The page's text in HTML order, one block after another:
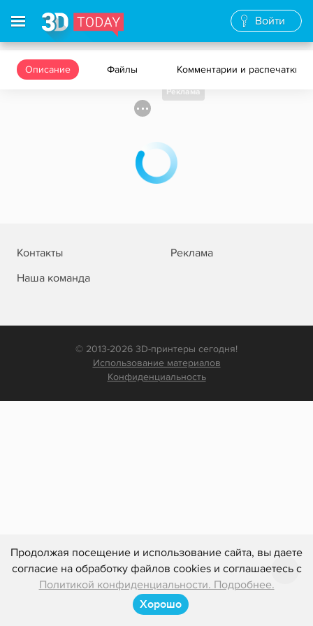
Продолжая посещение и использование сайта, вы даете
согласие на обработку файлов cookies и соглашаетесь с
Политикой конфиденциальности. Подробнее.
Хорошо
Войти
Описание Файлы Комментарии и распечатки
Реклама
Контакты
Реклама
Наша команда
© 2013-2026 3D-принтеры сегодня!
Использование материалов
Конфиденциальность